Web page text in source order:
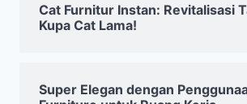
Cat Furnitur Instan: Revitalisasi
Kupa Cat Lama!
Super Elegan dengan